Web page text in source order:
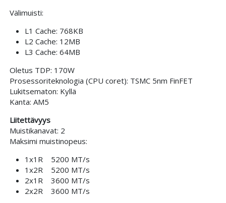
Välimuisti:
L1 Cache: 768KB
L2 Cache: 12MB
L3 Cache: 64MB
Oletus TDP: 170W
Prosessoriteknologia (CPU coret): TSMC 5nm FinFET
Lukitsematon: Kyllä
Kanta: AM5
Liitettävyys
Muistikanavat: 2
Maksimi muistinopeus:
1x1R 5200 MT/s
1x2R 5200 MT/s
2x1R 3600 MT/s
2x2R 3600 MT/s